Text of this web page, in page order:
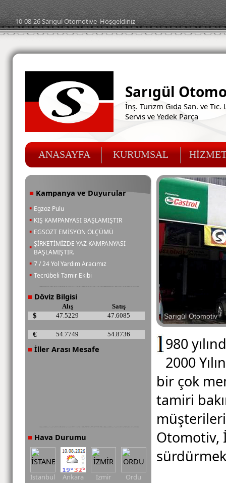
10-08-26Sarıgul OtomotiveHoşgeldiniz
Sarıgül
İnş. Turizm Gıda San. ve Tic.
Servis ve Yedek Parça
ANASAYFA KURUMSAL
■ Kampanya ve Duyurular
▪ Egzoz Pulu
▪ KIŞ KAMPANYASI BAŞLAMIŞTIR
▪ EGSOZT EMİSYON ÖLÇÜMÜ
▪ ŞİRKETİMİZDE YAZ KAMPANYASI
BAŞLAMIŞTIR.
▪ 7 / 24 Yol Yardım Aracımız
▪ Tecrübeli Tamir Ekibi
■ Döviz Bilgisi
Alış Satış
$ 47.5229 47.6085
€ 54.7749 54.8736
■ İller Arası Mesafe
■ Hava Durumu
İstanbul Ankara İzmir Ordu
980
2000
bir çok
tamiri
Otomotiv,